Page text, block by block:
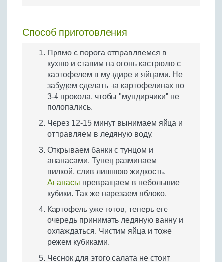
Способ приготовления
Прямо с порога отправляемся в
кухню и ставим на огонь кастрюлю с
картофелем в мундире и яйцами. Не
забудем сделать на картофелинах по
3-4 прокола, чтобы "мундирчики" не
полопались.
Через 12-15 минут вынимаем яйца и
отправляем в ледяную воду.
Открываем банки с тунцом и
ананасами. Тунец разминаем
вилкой, слив лишнюю жидкость.
Ананасы превращаем в небольшие
кубики. Так же нарезаем яблоко.
Картофель уже готов, теперь его
очередь принимать ледяную ванну и
охлаждаться. Чистим яйца и тоже
режем кубиками.
Чеснок для этого салата не стоит